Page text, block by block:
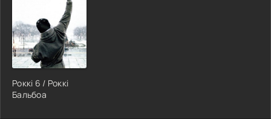
Роккі 6 / Роккі
Бальбоа